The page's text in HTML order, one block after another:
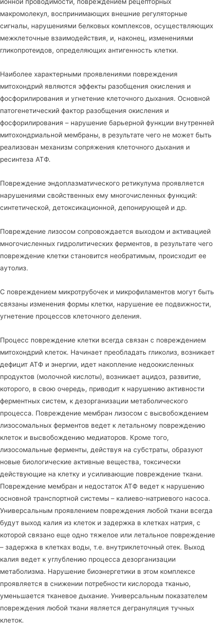
ионной проводимости, повреждением рецепторных
макромолекул, воспринимающих внешние регуляторные
сигналы, нарушениями белковых комплексов, осуществляющих
межклеточные взаимодействия, и, наконец, изменениями
гликопротеидов, определяющих антигенность клетки.
Наиболее характерными проявлениями повреждения
митохондрий являются эффекты разобщения окисления и
фосфорилирования и угнетение клеточного дыхания. Основной
патогенетический фактор разобщения окисления и
фосфорилирования – нарушение барьерной функции внутренней
митохондриальной мембраны, в результате чего не может быть
реализован механизм сопряжения клеточного дыхания и
ресинтеза АТФ.
Повреждение эндоплазматического ретикулума проявляется
нарушениями свойственных ему многочисленных функций:
синтетической, детоксикационной, депонирующей и др.
Повреждение лизосом сопровождается выходом и активацией
многочисленных гидролитических ферментов, в результате чего
повреждение клетки становится необратимым, происходит ее
аутолиз.
С повреждением микротрубочек и микрофиламентов могут быть
связаны изменения формы клетки, нарушение ее подвижности,
угнетение процессов клеточного деления.
Процесс повреждение клетки всегда связан с повреждением
митохондрий клеток. Начинает преобладать гликолиз, возникает
дефицит АТФ и энергии, идет накопление недоокисленных
продуктов (молочной кислоты), возникает ацидоз, развитие,
которого, в свою очередь, приводит к нарушению активности
ферментных систем, к дезорганизации метаболического
процесса. Повреждение мембран лизосом с высвобождением
лизосомальных ферментов ведет к летальному повреждению
клеток и высвобождению медиаторов. Кроме того,
лизосомальные ферменты, действуя на субстраты, образуют
новые биологические активные вещества, токсически
действующие на клетку и усиливающие повреждение ткани.
Повреждение мембран и недостаток АТФ ведет к нарушению
основной транспортной системы – калиево-натриевого насоса.
Универсальным проявлением повреждения любой ткани всегда
будут выход калия из клеток и задержка в клетках натрия, с
которой связано еще одно тяжелое или летальное повреждение
– задержка в клетках воды, т.е. внутриклеточный отек. Выход
калия ведет к углублению процесса дезорганизации
метаболизма. Нарушение биоэнергетики в этом комплексе
проявляется в снижении потребности кислорода тканью,
уменьшается тканевое дыхание. Универсальным показателем
повреждения любой ткани является дегрануляция тучных
клеток.